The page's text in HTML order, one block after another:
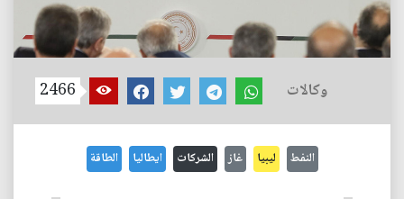
وكالات 2466
النفط ليبيا غاز الشركات ايطاليا الطاقة